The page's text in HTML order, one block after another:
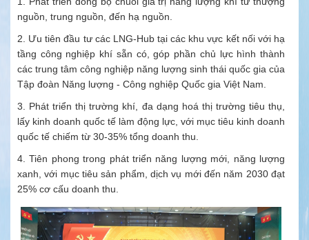
nguồn, trung nguồn, đến hạ nguồn.
2. Ưu tiên đầu tư các LNG-Hub tại các khu vực kết nối với hạ
tầng công nghiệp khí sẵn có, góp phần chủ lực hình thành
các trung tâm công nghiệp năng lượng sinh thái quốc gia của
Tập đoàn Năng lượng - Công nghiệp Quốc gia Việt Nam.
3. Phát triển thị trường khí, đa dạng hoá thị trường tiêu thụ,
lấy kinh doanh quốc tế làm động lực, với mục tiêu kinh doanh
quốc tế chiếm từ 30-35% tổng doanh thu.
4. Tiên phong trong phát triển năng lượng mới, năng lượng
xanh, với mục tiêu sản phẩm, dịch vụ mới đến năm 2030 đạt
25% cơ cấu doanh thu.